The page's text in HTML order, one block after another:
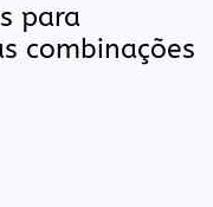
para
combinações